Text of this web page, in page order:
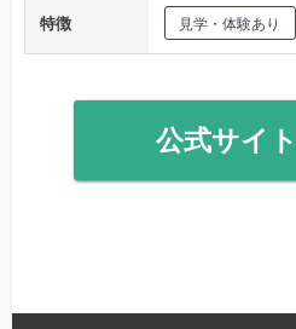
特徴 見学・体験あり
公式サイ